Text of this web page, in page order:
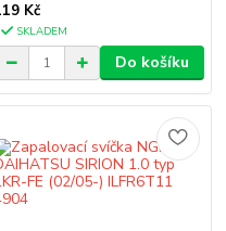
Kč
SKLADEM
Do košíku